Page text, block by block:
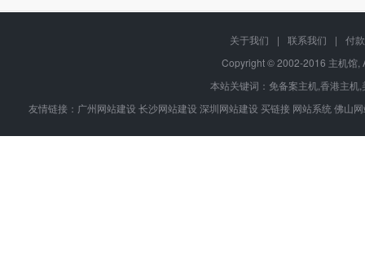
关于我们 | 联系我们 |
付
Copyright © 2002-2016 主机馆
本站关键词： 免备案主机香港主机
友情链接： 广州网站建设 长沙网站建设 深圳网站建设 买链接 网站系统 佛山